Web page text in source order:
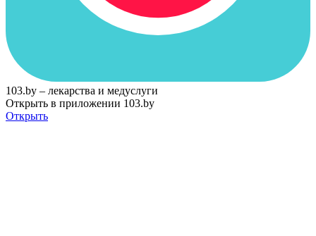
103.by – лекарства и медуслуги
Открыть в приложении 103.by
Открыть